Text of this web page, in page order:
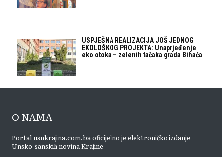
USPJEŠNA REALIZACIJA JOŠ JEDNOG
EKOLOŠKOG PROJEKTA: Unaprjeđenje
eko otoka – zelenih tačaka grada Bihaća
O NAMA
Portal usnkrajina.com.ba oficijelno je elektroničko izdanje
Unsko-sanskih novina Krajine